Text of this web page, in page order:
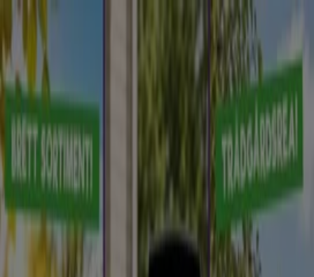
Du är här:
Skuggarvet
Featured Matbutiker Möbler och InredningBygg och
Trädgård
Elektronik och
VitvarorSport Bilar och Motor Leksaker och BarnSkönhet
och ParfymApotek och Hälsa
Restauranger och
KaféerBöcker och Kontorsmaterial Banker